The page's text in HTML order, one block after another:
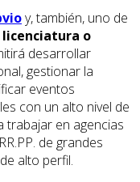
y, también, uno de
o
desarrollar
gestionar la
eventos
con un alto nivel de
trabajar en agencias
de grandes
alto perfil.